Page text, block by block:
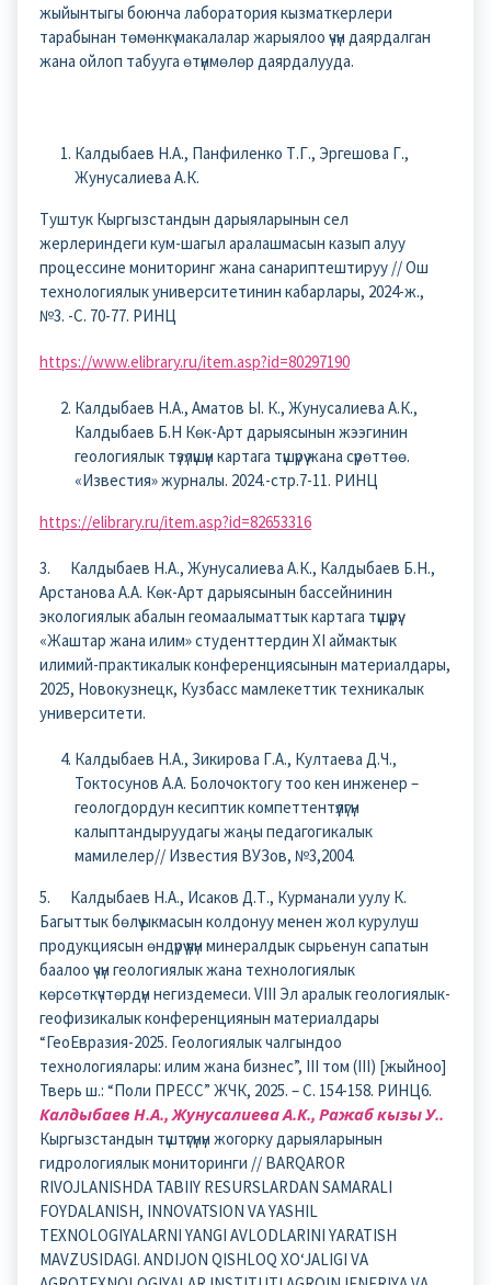
жыйынтыгы боюнча лаборатория кызматкерлери
тарабынан төмөнкү макалалар жарыялоо үчүн даярдалган
жана ойлоп табууга өтүнмөлөр даярдалууда.
Калдыбаев Н.А., Панфиленко Т.Г., Эргешова Г.,
Жунусалиева А.К.
Туштук Кыргызстандын дарыяларынын сел
жерлериндеги кум-шагыл аралашмасын казып алуу
процессине мониторинг жана санариптештируу // Ош
технологиялык университетинин кабарлары, 2024-ж.,
№3. -С. 70-77. РИНЦ
https://www.elibrary.ru/item.asp?id=80297190
Калдыбаев Н.А., Аматов Ы. К., Жунусалиева А.К.,
Калдыбаев Б.Н Көк-Арт дарыясынын жээгинин
геологиялык түзүлүшүн картага түшүрүү жана сүрөттөө.
«Известия» журналы. 2024.-стр.7-11. РИНЦ
https://elibrary.ru/item.asp?id=82653316
3. Калдыбаев Н.А., Жунусалиева А.К., Калдыбаев Б.Н.,
Арстанова А.А. Көк-Арт дарыясынын бассейнинин
экологиялык абалын геомаалыматтык картага түшүрүү.
«Жаштар жана илим» студенттердин XI аймактык
илимий-практикалык конференциясынын материалдары,
2025, Новокузнецк, Кузбасс мамлекеттик техникалык
университети.
Калдыбаев Н.А., Зикирова Г.А., Култаева Д.Ч.,
Токтосунов А.А. Болочоктогу тоо кен инженер –
геологдордун кесиптик компеттентүүлүгүн
калыптандыруудагы жаңы педагогикалык
мамилелер// Известия ВУЗов, №3,2004.
5. Калдыбаев Н.А., Исаков Д.Т., Курманали уулу К.
Багыттык бөлүү ыкмасын колдонуу менен жол курулуш
продукциясын өндүрүү үчүн минералдык сырьенун сапатын
баалоо үчүн геологиялык жана технологиялык
көрсөткүчтөрдүн негиздемеси. VIII Эл аралык геологиялык-
геофизикалык конференциянын материалдары
“ГеоЕвразия-2025. Геологиялык чалгындоо
технологиялары: илим жана бизнес”, III том (III) [жыйноо]
Тверь ш.: “Поли ПРЕСС” ЖЧК, 2025. – С. 154-158. РИНЦ6.
Калдыбаев Н.А., Жунусалиева А.К., Ражаб кызы У..
Кыргызстандын түштүгүнүн жогорку дарыяларынын
гидрологиялык мониторинги // BARQAROR
RIVOJLANISHDA TABIIY RESURSLARDAN SAMARALI
FOYDALANISH, INNOVATSION VA YASHIL
TEXNOLOGIYALARNI YANGI AVLODLARINI YARATISH
MAVZUSIDAGI. ANDIJON QISHLOQ XO‘JALIGI VA